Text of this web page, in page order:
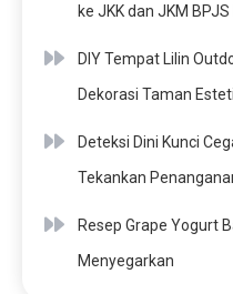
ke JKK dan JKM
DIY Tempat Lilin
Dekorasi Taman
Deteksi Dini Kunci
Tekankan
Resep Grape Yogurt
Menyegarkan